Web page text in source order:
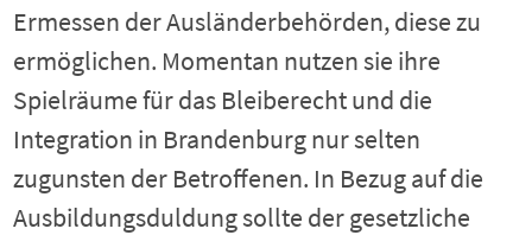
Ermessen der Ausländerbehörden, diese zu
ermöglichen. Momentan nutzen sie ihre
Spielräume für das Bleiberecht und die
Integration in Brandenburg nur selten
zugunsten der Betroffenen. In Bezug auf die
Ausbildungsduldung sollte der gesetzliche